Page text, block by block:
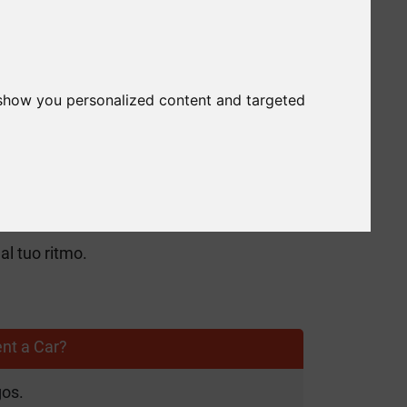
tuo ritmo.
a Car?
you personalized content and targeted